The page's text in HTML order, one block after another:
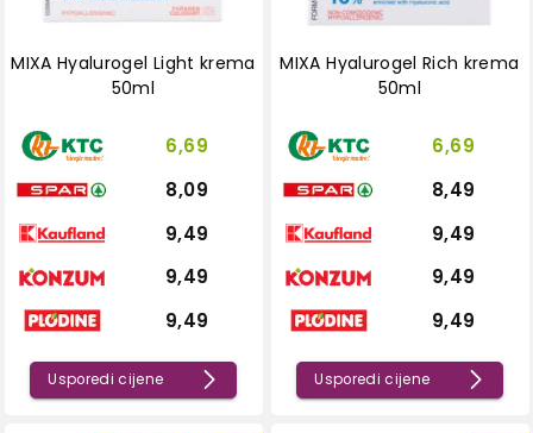
MIXA Hyalurogel Light krema
50ml
6,69
8,09
9,49
9,49
9,49
Usporedi cijene
MIXA Hyalurogel Rich krema
50ml
6,69
8,49
9,49
9,49
9,49
Usporedi cijene